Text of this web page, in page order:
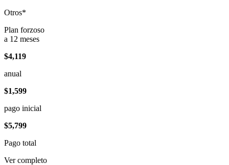
Otros*
Plan forzoso
a 12 meses
$4,119
anual
$1,599
pago inicial
$5,799
Pago total
Ver completo